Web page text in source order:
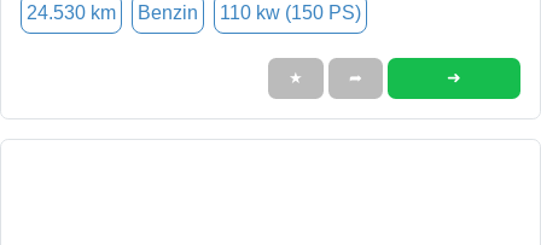
24.530 km Benzin 110 kw (150 PS)
★ ➦ ➜